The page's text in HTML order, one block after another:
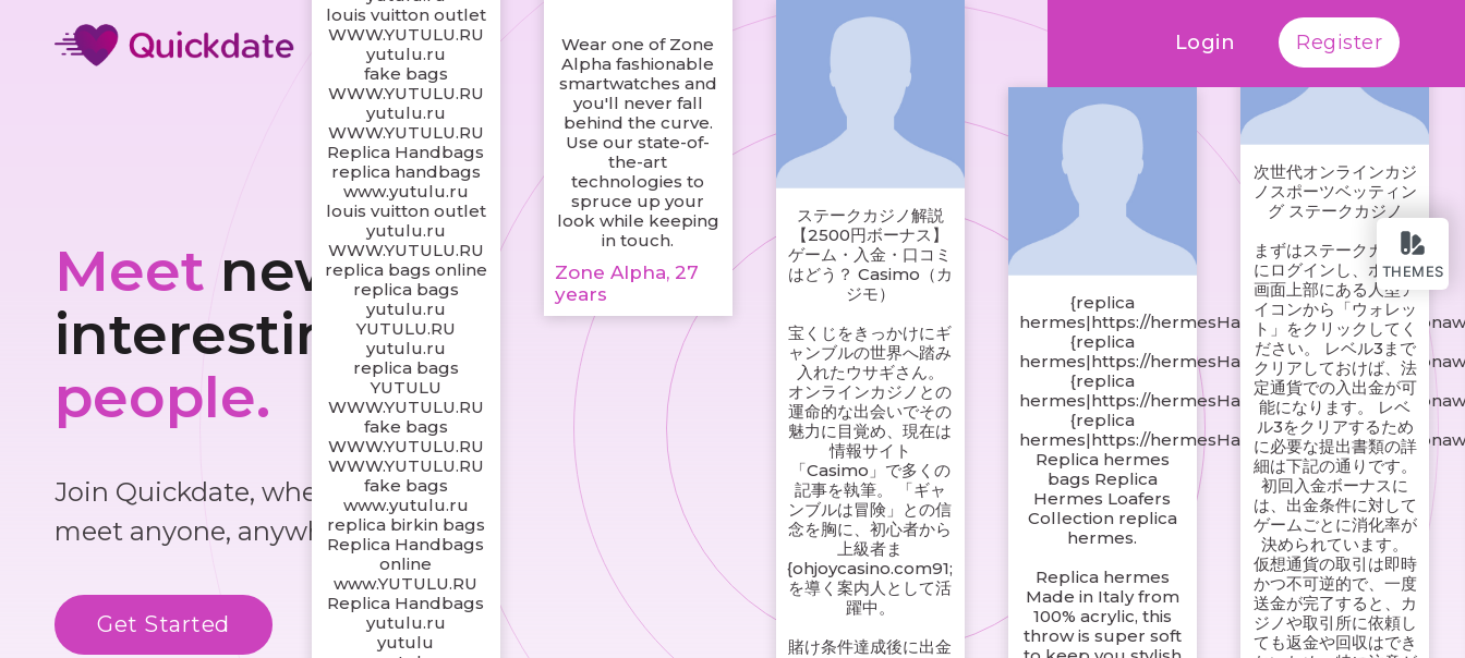
THEMES
Login Register
louis vuitton outlet
WWW.YUTULU.RU
yutulu.ru
fake bags
WWW.YUTULU.RU
yutulu.ru
WWW.YUTULU.RU
Replica Handbags
replica handbags
www.yutulu.ru
louis vuitton outlet
yutulu.ru
WWW.YUTULU.RU
replica bags online
replica bags
yutulu.ru
YUTULU.RU
yutulu.ru
replica bags
YUTULU
WWW.YUTULU.RU
fake bags
WWW.YUTULU.RU
WWW.YUTULU.RU
fake bags
www.yutulu.ru
replica birkin bags
Replica Handbags
online
www.YUTULU.RU
Replica Handbags
yutulu.ru
yutulu
Wear one of Zone
Alpha fashionable
smartwatches and
you'll never fall
behind the curve.
Use our state-of-
the-art
technologies to
spruce up your
look while keeping
in touch.
Zone Alpha, 27
years
ステークカジノ解説
【2500円ボーナス】
ゲーム・入金・口コミ
はどう？ Casimo（カ
ジモ）
宝くじをきっかけにギ
ャンブルの世界へ踏み
入れたウサギさん。
オンラインカジノとの
運命的な出会いでその
魅力に目覚め、現在は
情報サイト
「Casimo」で多くの
記事を執筆。 「ギャ
ンブルは冒険」との信
念を胸に、初心者から
上級者ま
{ohjoycasino.com91;
を導く案内人として活
躍中。
賭け条件達成後に出金
{replica
hermes|https://
{replica
hermes|https://
{replica
hermes|https://
{replica
hermes|https://
Replica hermes
bags Replica
Hermes Loafers
Collection replica
hermes.
Replica hermes
Made in Italy from
100% acrylic, this
throw is super soft
次世代オンラインカジ
ノスポーツベッティン
グ ステークカジノ
まずはステークカジノ
にログインし、ホーム
画面上部にある人型ア
イコンから「ウォレッ
ト」をクリックしてく
ださい。 レベル3まで
クリアしておけば、法
定通貨での入出金が可
能になります。 レベ
ル3をクリアするため
に必要な提出書類の詳
細は下記の通りです。
初回入金ボーナスに
は、出金条件に対して
ゲームごとに消化率が
決められています。
仮想通貨の取引は即時
かつ不可逆的で、一度
送金が完了すると、カ
ジノや取引所に依頼し
ても返金や回収はでき
Meet new and
interesting
people.
Join Quickdate, where you could
meet anyone, anywhere!
Get Started Know More